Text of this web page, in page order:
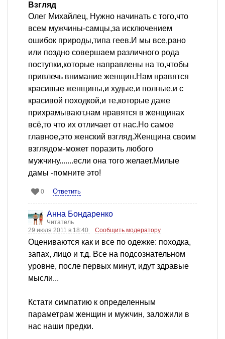
Взгляд
Олег Михайлец, Нужно начинать с того,что
всем мужчины-самцы,за исключением
ошибок природы,типа геев.И мы все,рано
или поздно совершаем различного рода
поступки,которые направлены на то,чтобы
привлечь внимание женщин.Нам нравятся
красивые женщины,и худые,и полные,и с
красивой походкой,и те,которые даже
прихрамывают,нам нравятся в женщинах
всё,то что их отличает от нас.Но самое
главное,это женский взгляд.Женщина своим
взглядом-может поразить любого
мужчину.......если она того желает.Милые
дамы -помните это!
0 Ответить
Анна Бондаренко
Читатель
29 июля 2011 в 18:40
Сообщить модератору
Оцениваются как и все по одежке: походка,
запах, лицо и т.д. Все на подсознательном
уровне, после первых минут, идут здравые
мысли...
Кстати симпатию к определенным
параметрам женщин и мужчин, заложили в
нас наши предки.